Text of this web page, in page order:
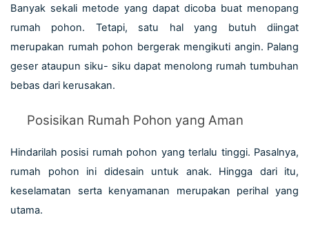
Banyak sekali metode yang dapat dicoba buat menopang
rumah pohon. Tetapi, satu hal yang butuh diingat
merupakan rumah pohon bergerak mengikuti angin. Palang
geser ataupun siku- siku dapat menolong rumah tumbuhan
bebas dari kerusakan.
Posisikan Rumah Pohon yang Aman
Hindarilah posisi rumah pohon yang terlalu tinggi. Pasalnya,
rumah pohon ini didesain untuk anak. Hingga dari itu,
keselamatan serta kenyamanan merupakan perihal yang
utama.